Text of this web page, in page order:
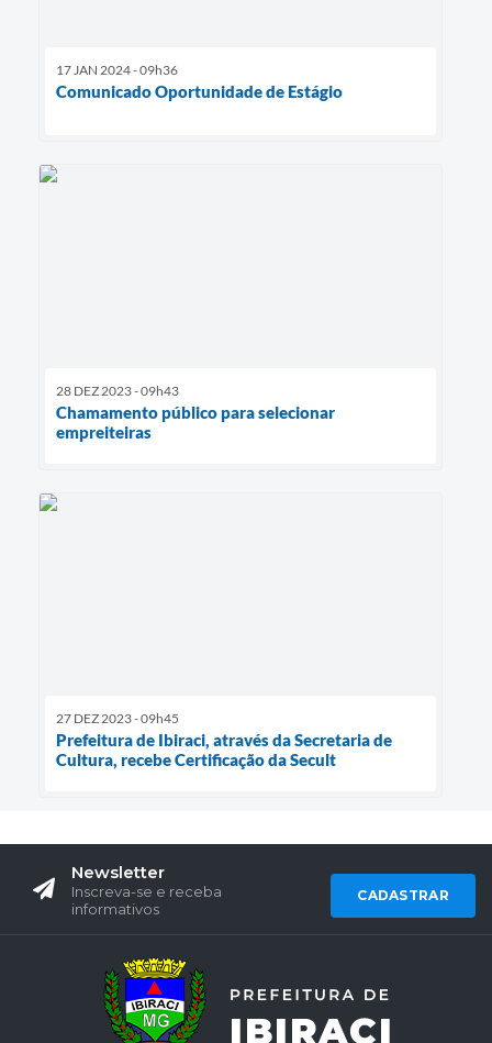
17 JAN 2024 - 09h36
Comunicado Oportunidade de Estágio
28 DEZ 2023 - 09h43
Chamamento público para selecionar
empreiteiras
27 DEZ 2023 - 09h45
Prefeitura de Ibiraci, através da Secretaria de
Cultura, recebe Certificação da Secult
Newsletter
Inscreva-se e receba
informativos
CADASTRAR